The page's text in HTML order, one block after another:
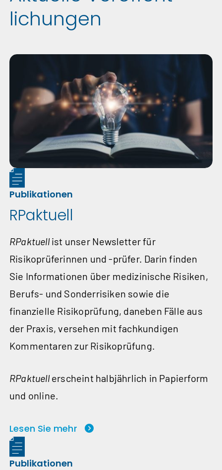
lichungen
Publikationen
RPaktuell
RPaktuellist unser Newsletter für
Risikoprüferinnen und ‑prüfer. Darin finden
Sie Informationen über medizinische Risiken,
Berufs- und Sonderrisiken sowie die
finanzielle Risikoprüfung, daneben Fälle aus
der Praxis, versehen mit fachkundigen
Kommentaren zur Risikoprüfung.
RPaktuellerscheint halbjährlich in Papierform
und online.
Lesen Sie mehr
Publikationen